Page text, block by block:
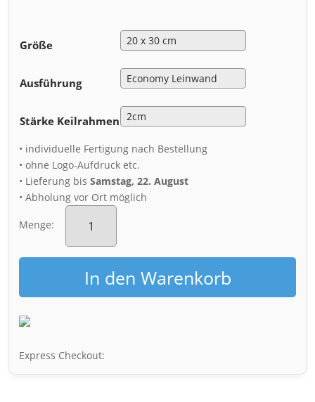
Größe
Ausführung
Stärke Keilrahmen
• individuelle Fertigung nach Bestellung
• ohne Logo-Aufdruck etc.
• Lieferung bisSamstag, 22. August
• Abholung vor Ort möglich
Menge:
Leinwand
(01602)
im
Winter
MengeIn den Warenkorb
Express Checkout: